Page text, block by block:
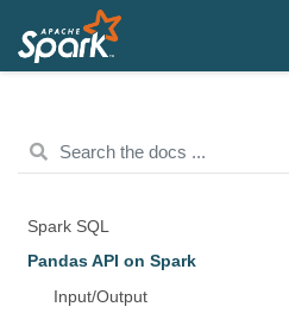
Spark SQL
Pandas API on Spark
Input/Output